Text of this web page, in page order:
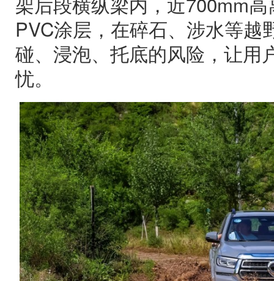
PVC涂层，在碎石、涉水等越
碰、浸泡、托底的风险，让用
忧。